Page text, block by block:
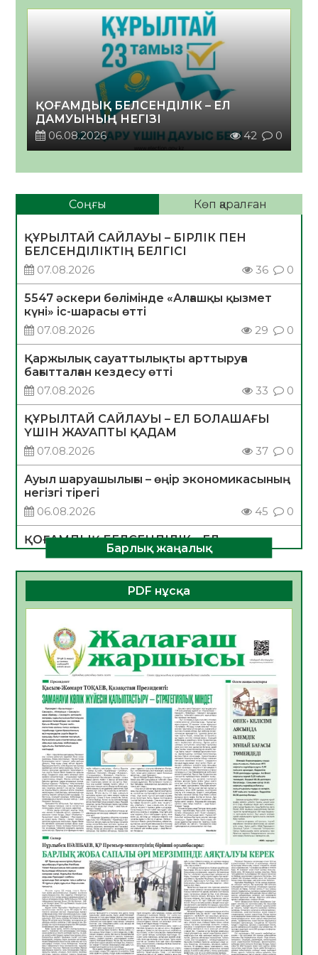
ҚОҒАМДЫҚ БЕЛСЕНДІЛІК – ЕЛ
ДАМУЫНЫҢ НЕГІЗІ
06.08.2026
42 0
Соңғы Көп қаралған
ҚҰРЫЛТАЙ САЙЛАУЫ – БІРЛІК ПЕН
БЕЛСЕНДІЛІКТІҢ БЕЛГІСІ
07.08.2026
36 0
5547 әскери бөлімінде «Алғашқы қызмет
күні» іс-шарасы өтті
07.08.2026
29 0
Қаржылық сауаттылықты арттыруға
бағытталған кездесу өтті
07.08.2026
33 0
ҚҰРЫЛТАЙ САЙЛАУЫ – ЕЛ БОЛАШАҒЫ
ҮШІН ЖАУАПТЫ ҚАДАМ
07.08.2026
37 0
Ауыл шаруашылығы – өңір экономикасының
негізгі тірегі
06.08.2026
45 0
ҚОҒАМДЫҚ БЕЛСЕНДІЛІК – ЕЛ
ДАМУЫНЫҢ НЕГІЗІ
06.08.2026
42 0
ҚҰРЫЛТАЙ САЙЛАУЫ – БОЛАШАҚҚА
БАСТАР ЖАУАПТЫ ТАҢДАУ
06.08.2026
Инфекциялық ауруларға қарсы иммундау
жұмыстарының тиімділігі
06.08.2026
47
Көкжөтел ауруы туралы
06.08.2026
43
АПВ вакцинасы туралы мәлімет
06.08.2026
42
Open Air: Қызылорда облысы полиция
департаменті 20 мыңнан астам
көрерменнің қауіпсіздігін қамтамасыз етті
06.08.2026
56
ҚЫЗЫЛОРДАДА «САНАЛЫ ҰРПАҚ –
ЖАРҚЫН БОЛАШАҚ» АТТЫ КЕҢЕЙТІЛГЕН
МӘЖІЛІС ӨТТІ
05.08.2026
56
Барлық жаңалық
PDF нұсқа